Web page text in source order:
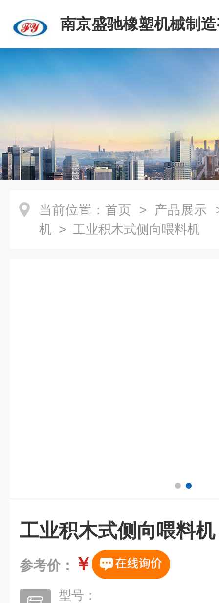
南京盛驰橡塑机械制
司
当前位置： 首页 > 产品展示
机 > 工业积木式侧向喂料机
工业积木式侧向喂料机
参考价： ￥
型号：